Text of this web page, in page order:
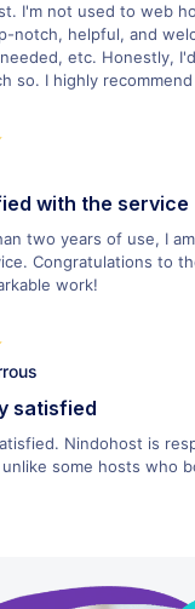
I'm not used to web
notch, helpful, and
etc. Honestly,
so. I highly
with the service
two years of use, I
Congratulations to
work!
satisfied
Nindohost is
some hosts who